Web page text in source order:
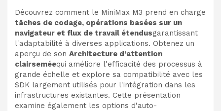
Découvrez comment le MiniMax M3 prend en charge
tâches de codage, opérations basées sur un
navigateur et flux de travail étendusgarantissant
l'adaptabilité à diverses applications. Obtenez un
aperçu de son Architecture d’attention
clairseméequi améliore l'efficacité des processus à
grande échelle et explore sa compatibilité avec les
SDK largement utilisés pour l'intégration dans les
infrastructures existantes. Cette présentation
examine également les options d'auto-